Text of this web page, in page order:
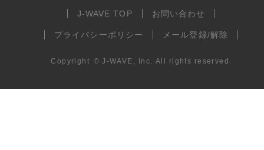
J-WAVE TOP お問い合わせ
プライバシーポリシー メール登録/解除
Copyright © J-WAVE, Inc. All rights reserved.